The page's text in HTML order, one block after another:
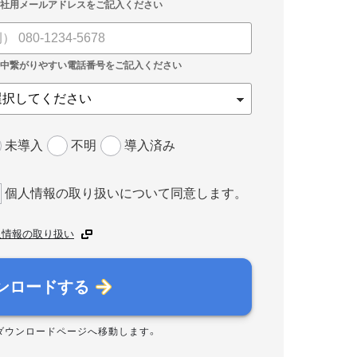
未導入 不明 導入済み
個人情報の取り扱いについて同意します。
報の取り扱い
ロードする
ウンロードページへ移動します。